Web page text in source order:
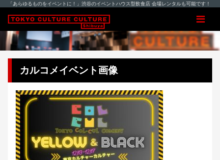
「あらゆるものをイベントに！」渋谷のイベントハウス型飲食店 会場レンタルも可能です！
カルコメイベント画像